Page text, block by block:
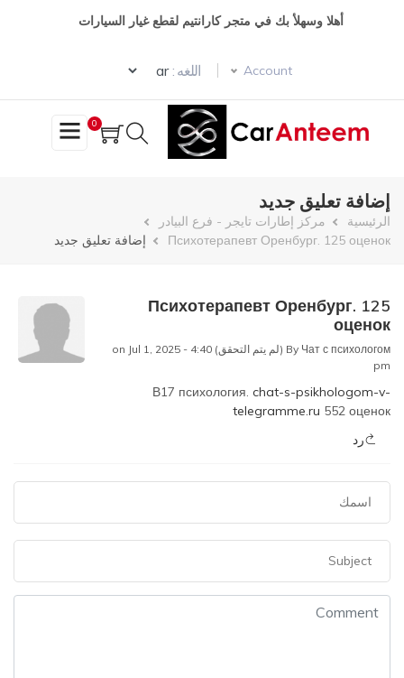
أهلا وسهلأ بك في متجر كارانتيم لقطع غيار السيارات
Account اللغه :
Select your language
0
إضافة تعليق جديد
مسار
الرئيسية
مركز إطارات تايجر - فرع البيادر
Психотерапевт Оренбург. 125 оценок
إضافة تعليق جديد
Психотерапевт Оренбург. 125
оценок
By Чат с психологом (لم يتم التحقق)
on Jul 1, 2025 - 4:40
pm
В17 психология. chat-s-psikhologom-v-
telegramme.ru 552 оценок
رد